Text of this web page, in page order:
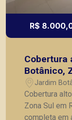
R$
Cobertura
Botânico,
Preto/SP.
Jardim
Cobertura
Zona Sul em
completa em